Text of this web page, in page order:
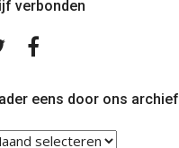
verbonden
Volg
TwitterFacebook
eens door ons archief